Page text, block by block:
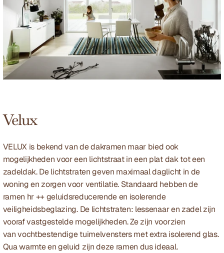
Velux
VELUX is bekend van de dakramen maar bied ook
mogelijkheden voor een lichtstraat in een plat dak tot een
zadeldak. De lichtstraten geven maximaal daglicht in de
woning en zorgen voor ventilatie. Standaard hebben de
ramen hr ++ geluidsreducerende en isolerende
veiligheidsbeglazing. De lichtstraten: lessenaar en zadel zijn
vooraf vastgestelde mogelijkheden. Ze zijn voorzien
van vochtbestendige tuimelvensters met extra isolerend glas.
Qua warmte en geluid zijn deze ramen dus ideaal.